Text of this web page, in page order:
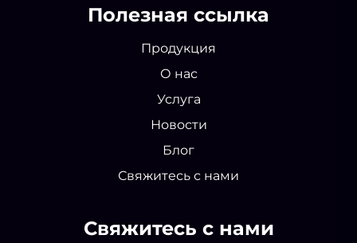
Полезная ссылка
Продукция
О нас
Услуга
Новости
Блог
Свяжитесь с нами
Свяжитесь с нами